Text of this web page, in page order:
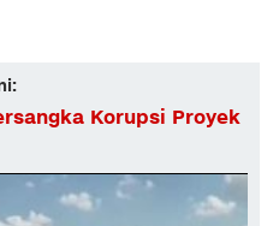
Korupsi Proyek